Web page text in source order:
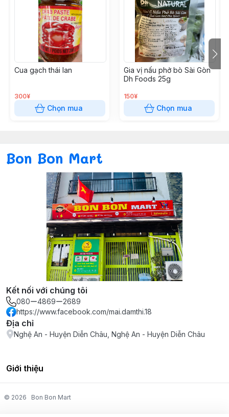
Cua gạch thái lan
300¥
Chọn mua
Gia vị nấu phở bò Sài Gòn
Dh Foods 25g
150¥
Chọn mua
Bon Bon Mart
Kết nối với chúng tôi
080ー4869ー2689
https://www.facebook.com/mai.damthi.18
Địa chỉ
Nghệ An - Huyện Diễn Châu, Nghệ An - Huyện Diễn Châu
Giới thiệu
© 2026 Bon Bon Mart